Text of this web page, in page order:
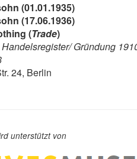
(01.01.1935)
(17.06.1936)
(Trade)
Gründung
24, Berlin
unterstützt von